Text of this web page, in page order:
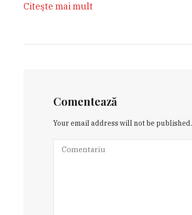
Citeşte mai mult
Comentează
Your email address will not be published.